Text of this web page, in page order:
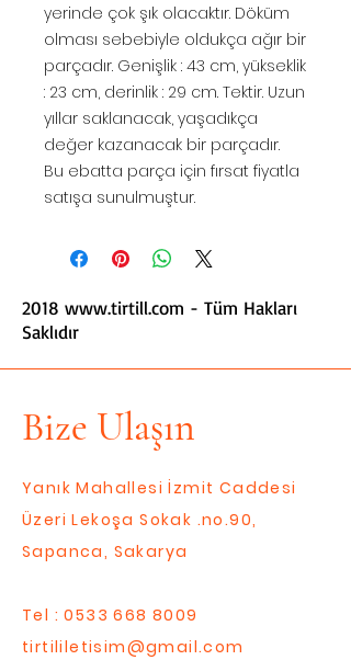
yerinde çok şık olacaktır. Döküm
olması sebebiyle oldukça ağır bir
parçadır. Genişlik : 43 cm, yükseklik
: 23 cm, derinlik : 29 cm. Tektir. Uzun
yıllar saklanacak, yaşadıkça
değer kazanacak bir parçadır.
Bu ebatta parça için fırsat fiyatla
satışa sunulmuştur.
2018 www.tirtill.com - Tüm Hakları
Saklıdır
Bize Ulaşın
Yanık Mahallesi İzmit Caddesi
Üzeri Lekoşa Sokak .no.90,
Sapanca, Sakarya
Tel :0533 668 8009
tirtililetisim@gmail.com